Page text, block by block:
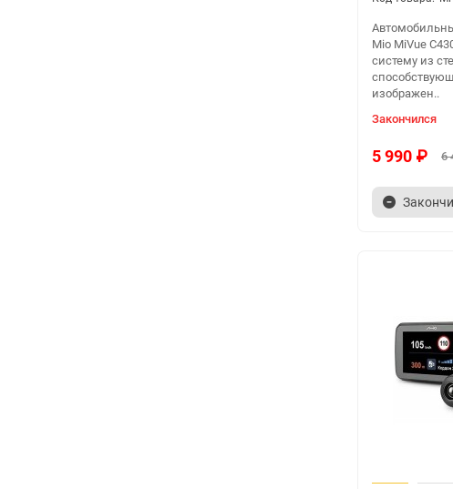
Mio MiVue
систему из
изображен..
Закончился
5 990 ₽ 6